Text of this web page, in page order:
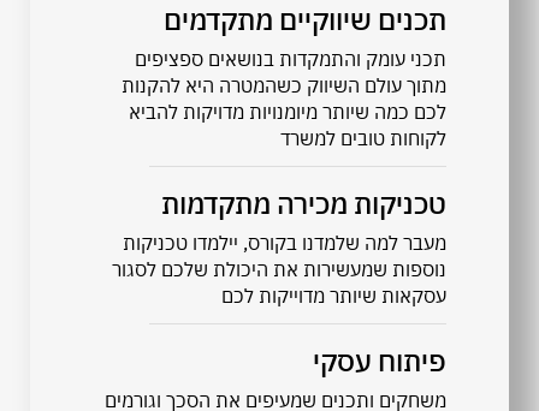
תכנים שיווקיים מתקדמים
תכני עומק והתמקדות בנושאים ספציפים
מתוך עולם השיווק כשהמטרה היא להקנות
לכם כמה שיותר מיומנויות מדויקות להביא
לקוחות טובים למשרד
טכניקות מכירה מתקדמות
מעבר למה שלמדנו בקורס, יילמדו טכניקות
נוספות שמעשירות את היכולת שלכם לסגור
עסקאות שיותר מדוייקות לכם
פיתוח עסקי
משחקים ותכנים שמעיפים את הסכך וגורמים